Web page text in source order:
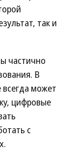
так и
частично
В
всегда может
цифровые
с